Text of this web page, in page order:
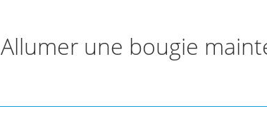
Allumer une bougie